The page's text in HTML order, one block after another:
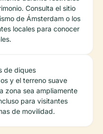
Consulta el sitio
de Ámsterdam o los
locales para conocer
de diques
y el terreno suave
zona sea ampliamente
para visitantes
de movilidad.